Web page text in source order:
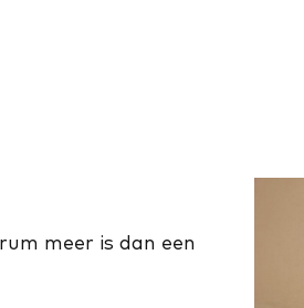
meer is dan een